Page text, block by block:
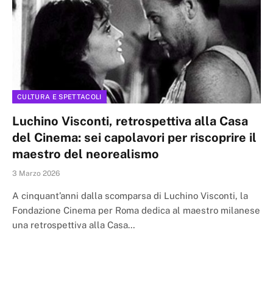
CULTURA E SPETTACOLI
Luchino Visconti, retrospettiva alla Casa
del Cinema: sei capolavori per riscoprire il
maestro del neorealismo
3 Marzo 2026
A cinquant’anni dalla scomparsa di Luchino Visconti, la
Fondazione Cinema per Roma dedica al maestro milanese
una retrospettiva alla Casa…